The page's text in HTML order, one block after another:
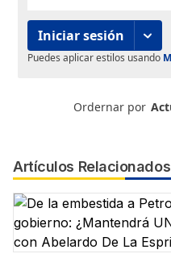
Artículos Relacionados